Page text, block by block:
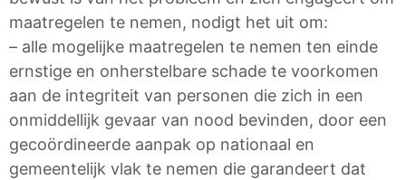
maatregelen te nemen, nodigt het uit om:
– alle mogelijke maatregelen te nemen ten einde
ernstige en onherstelbare schade te voorkomen
aan de integriteit van personen die zich in een
onmiddellijk gevaar van nood bevinden, door een
gecoördineerde aanpak op nationaal en
gemeentelijk vlak te nemen die garandeert dat